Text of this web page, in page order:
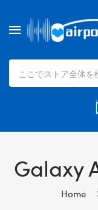
Galaxy
Home